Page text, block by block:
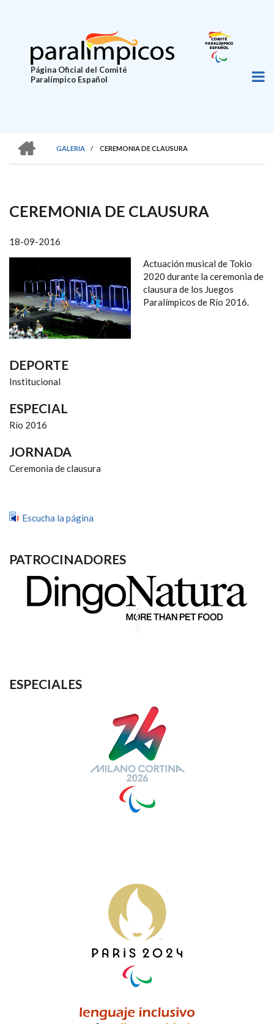
principal
Página Oficial del Comité
Paralímpico Español
SOBRESCRIBIR
DE
AYUDA
A
LA
NAVEGACIÓN
GALERIA
/ CEREMONIA DE CLAUSURA
CEREMONIA DE CLAUSURA
18-09-2016
Actuación musical de Tokio
2020 durante la ceremonia de
clausura de los Juegos
Paralímpicos de Río 2016.
DEPORTE
Institucional
ESPECIAL
Río 2016
JORNADA
Ceremonia de clausura
Escucha la página
PATROCINADORES
ESPECIALES